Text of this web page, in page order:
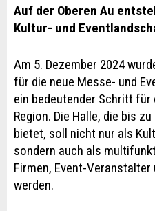
Auf der Oberen Au
Kultur- und
Am 5. Dezember 2024
für die neue Messe- und
ein bedeutender Schritt
Region. Die Halle, die bis
bietet, soll nicht nur als
sondern auch als
Firmen, Event-
werden.